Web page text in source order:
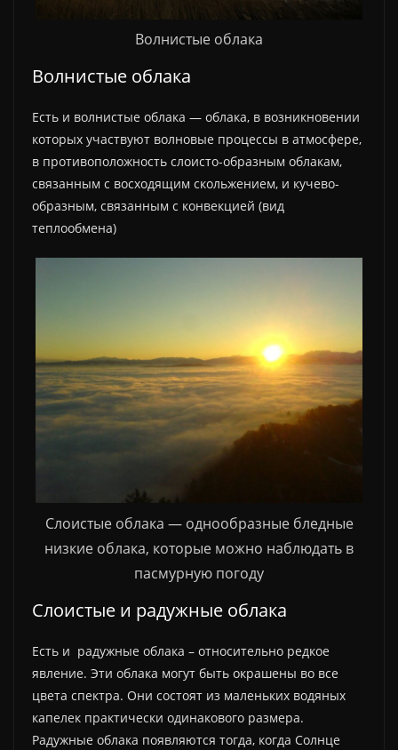
Волнистые облака
Волнистые облака
Есть и волнистые облака — облака, в возникновении
которых участвуют волновые процессы в атмосфере,
в противоположность слоисто-образным облакам,
связанным с восходящим скольжением, и кучево-
образным, связанным с конвекцией (вид
теплообмена)
Слоистые облака — однообразные бледные
низкие облака, которые можно наблюдать в
пасмурную погоду
Слоистые и радужные облака
Есть и радужные облака – относительно редкое
явление. Эти облака могут быть окрашены во все
цвета спектра. Они состоят из маленьких водяных
капелек практически одинакового размера.
Радужные облака появляются тогда, когда Солнце